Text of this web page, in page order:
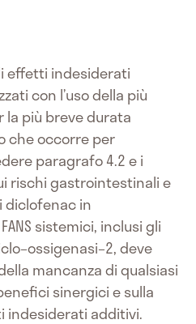
effetti indesiderati
con l’uso della più
la più breve durata
che occorre per
paragrafo 4.2 e i
rischi gastrointestinali e
diclofenac in
sistemici, inclusi gli
deve
mancanza di qualsiasi
sinergici e sulla
indesiderati additivi.